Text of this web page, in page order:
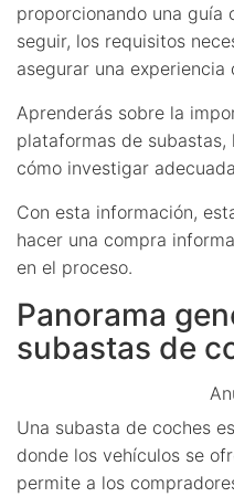
proporcionando una guía
seguir, los requisitos
asegurar una
Aprenderás sobre la
plataformas de subastas,
cómo investigar
Con esta información,
hacer una compra
en el proceso.
Panorama
subastas de
Una subasta de coches
donde los vehículos se
permite a los